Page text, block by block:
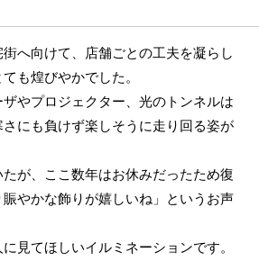
へ向けて、店舗ごとの工夫を凝らし
も煌びやかでした。
やプロジェクター、光のトンネルは
にも負けず楽しそうに走り回る姿が
たが、ここ数年はお休みだったため復
やかな飾りが嬉しいね」というお声
見てほしいイルミネーションです。